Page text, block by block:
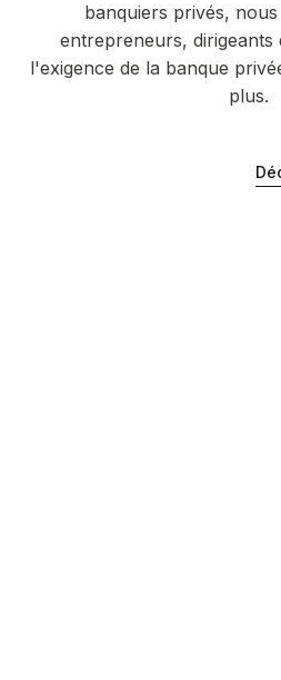
banquiers privés,
entrepreneurs, dirigeants
l'exigence de la banque
plus.